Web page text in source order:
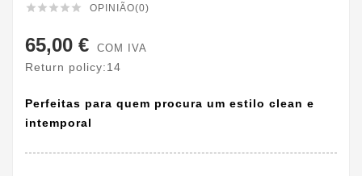
     OPINIÃO(0)
65,00 € COM IVA
Return policy:14
Perfeitas para quem procura um estilo clean e
intemporal